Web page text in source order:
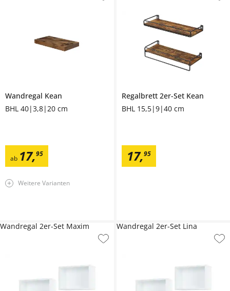
Wandregal Kean
BHL 40|3,8|20 cm
ab 17,95
Weitere Varianten
Regalbrett 2er-Set Kean
BHL 15,5|9|40 cm
17,95
Wandregal 2er-Set Maxim Wandregal 2er-Set Lina